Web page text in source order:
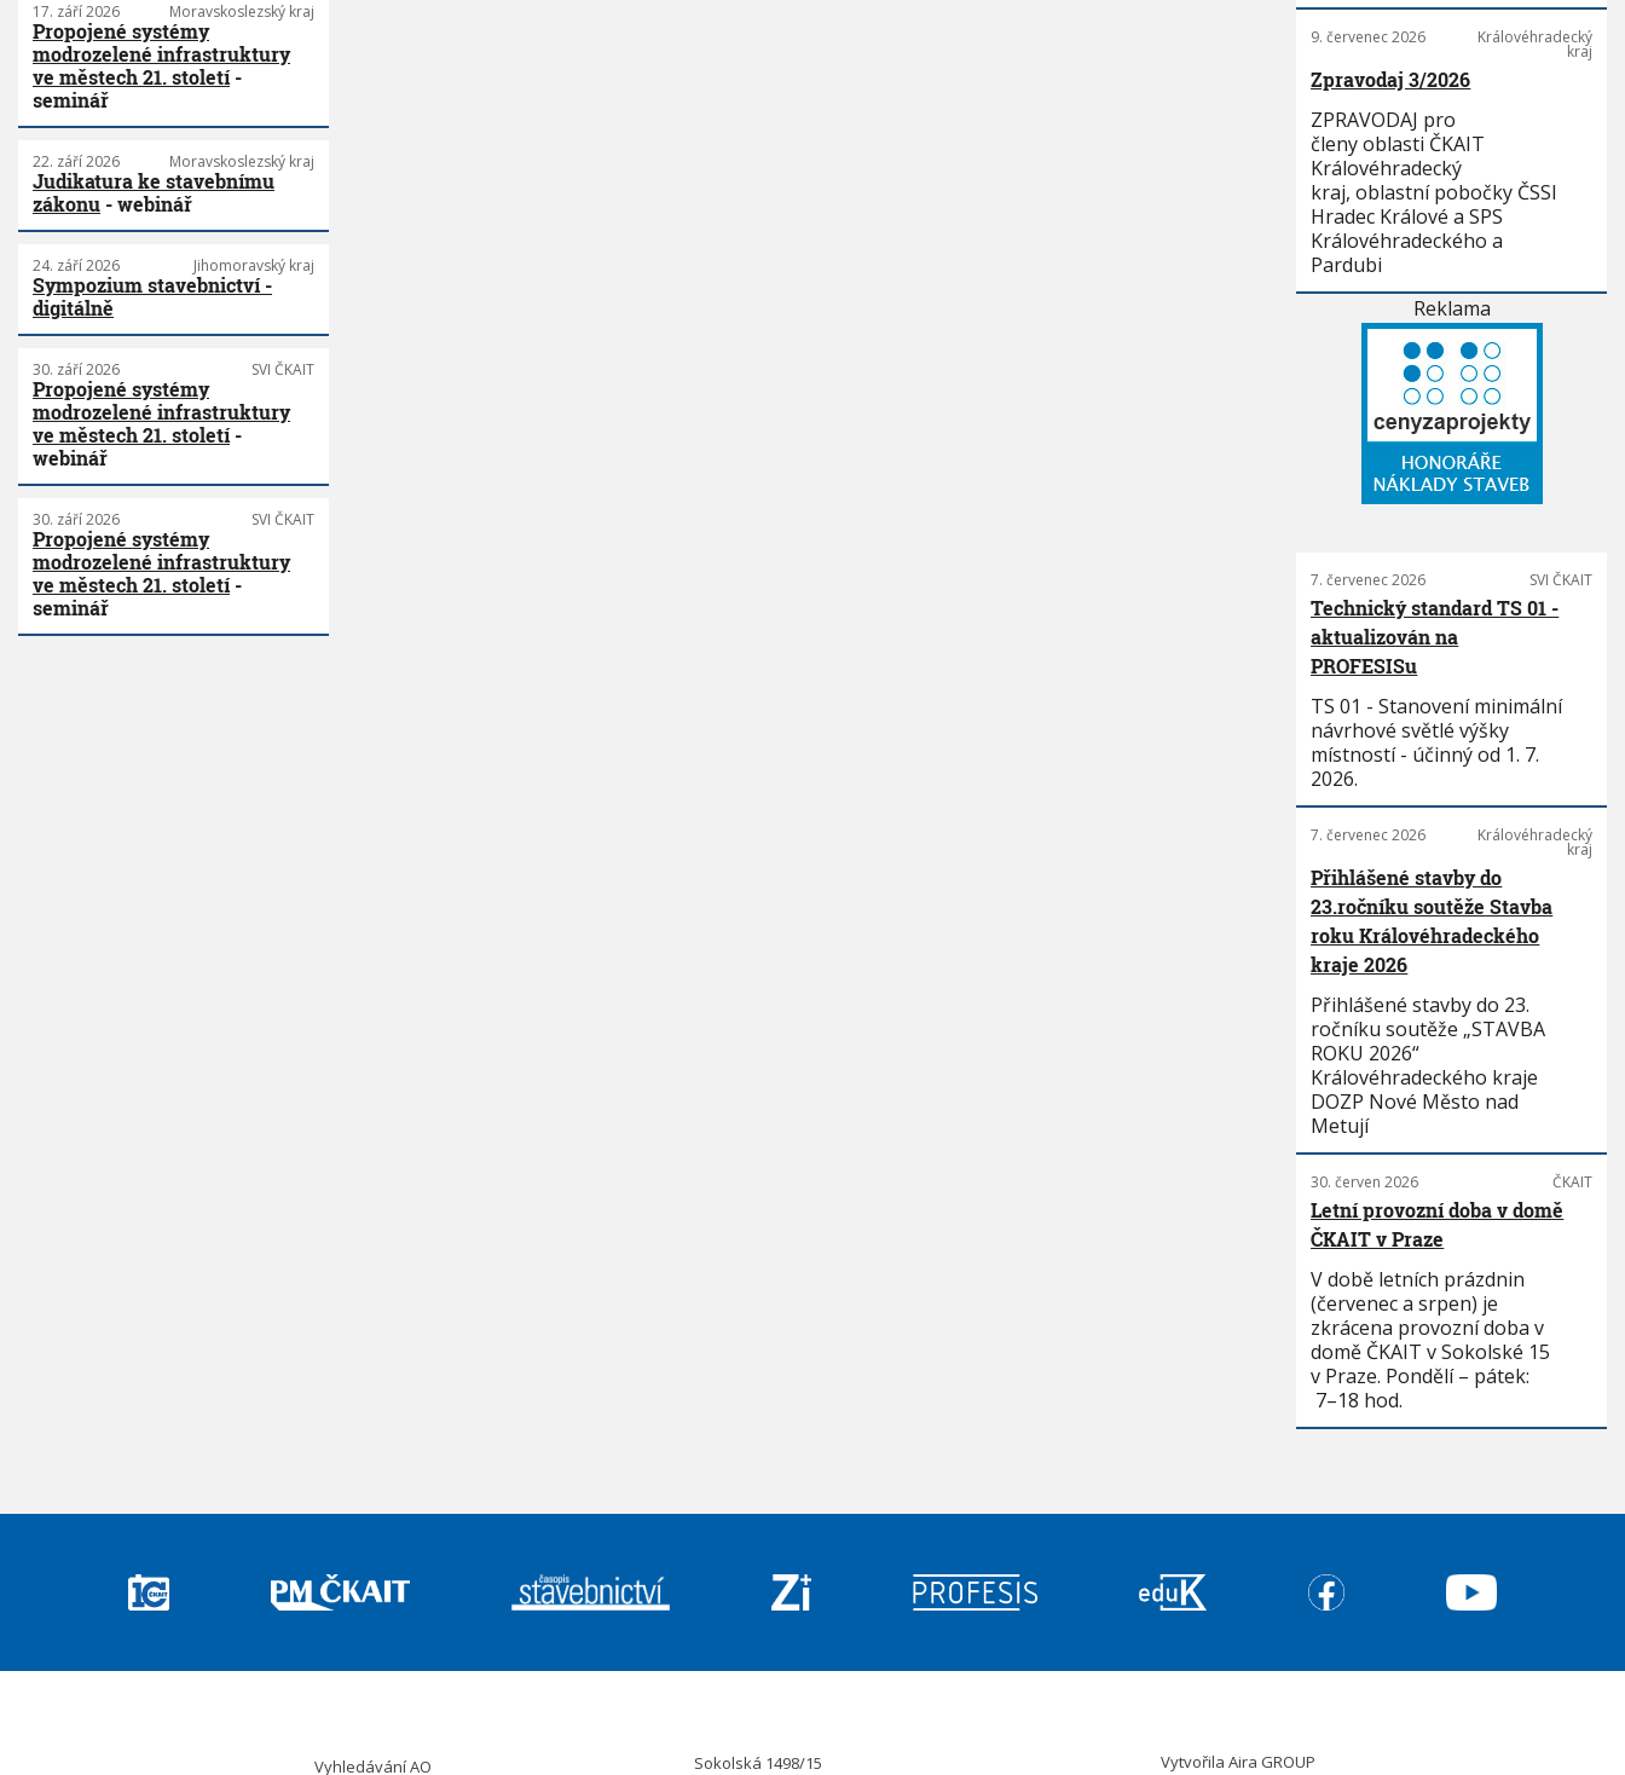
17. září 2026 Moravskoslezský kraj
Propojené systémy
modrozelené infrastruktury
ve městech 21. století-
seminář
22. září 2026 Moravskoslezský kraj
Judikatura ke stavebnímu
zákonu - webinář
24. září 2026 Jihomoravský kraj
Sympozium stavebnictví -
digitálně
30. září 2026 SVI ČKAIT
Propojené systémy
modrozelené infrastruktury
ve městech 21. století-
webinář
30. září 2026 SVI ČKAIT
Propojené systémy
modrozelené infrastruktury
ve městech 21. století-
seminář
9. červenec 2026 Královéhradecký
kraj
Zpravodaj 3/2026
ZPRAVODAJ pro
členy oblasti ČKAIT
Královéhradecký
kraj, oblastní pobočky ČSSI
Hradec Králové a SPS
Královéhradeckého a
Pardubi
Reklama
7. červenec 2026 SVI ČKAIT
Technický standard TS 01 -
aktualizován na
PROFESISu
TS 01 - Stanovení minimální
návrhové světlé výšky
místností - účinný od 1. 7.
2026.
7. červenec 2026 Královéhradecký
kraj
Přihlášené stavby do
23.ročníku soutěže Stavba
roku Královéhradeckého
kraje 2026
Přihlášené stavby do 23.
ročníku soutěže „STAVBA
ROKU 2026“
Královéhradeckého kraje
DOZP Nové Město nad
Metují
30. červen 2026 ČKAIT
Letní provozní doba v domě
ČKAIT v Praze
V době letních prázdnin
(červenec a srpen) je
zkrácena provozní doba v
domě ČKAIT v Sokolské 15
v Praze. Pondělí – pátek:
7–18 hod.
Vyhledávání AO Sokolská 1498/15 VytvořilaAira GROUP